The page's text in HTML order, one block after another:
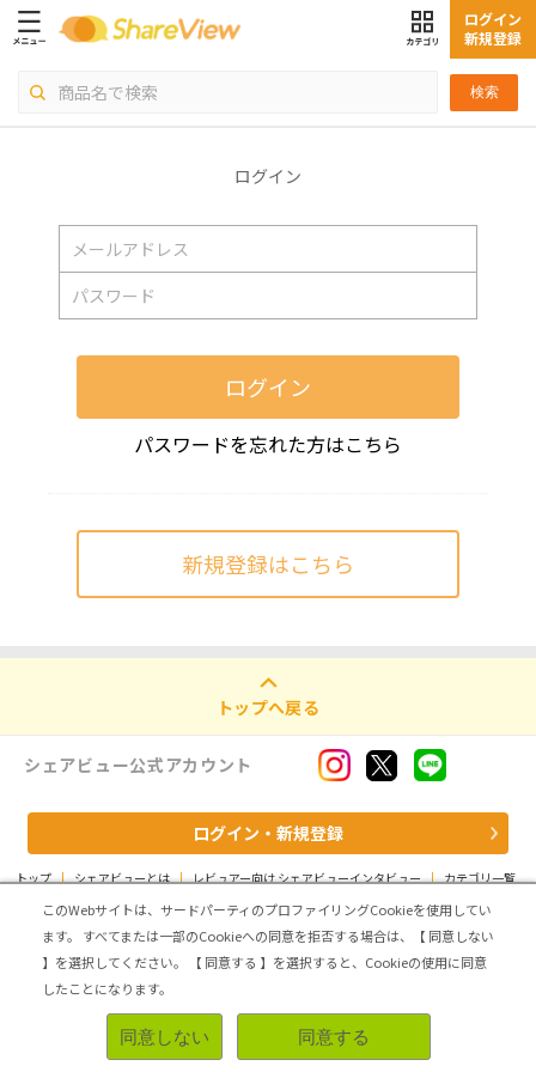
検索
ログイン
新規登録
ログイン
ログイン
パスワードを忘れた方はこちら
新規登録はこちら
トップへ戻る
シェアビュー公式アカウント
ログイン・新規登録
トップ | シェアビューとは | レビュアー向け シェアビューインタビュー | カテゴリ一覧
運営会社 | 個人情報の取扱いについて | 利用規約 サイトマップ
Copyright (C) ASMARQ Co.,Ltd. All Rights Reserved.
このWebサイトは、サードパーティのプロファイリングCookieを使用してい
ます。
すべてまたは一部のCookieへの同意を拒否する場合は、【 同意しない
】を選択してください。
【 同意する 】を選択すると、Cookieの使用に同意
したことになります。
同意しない 同意する